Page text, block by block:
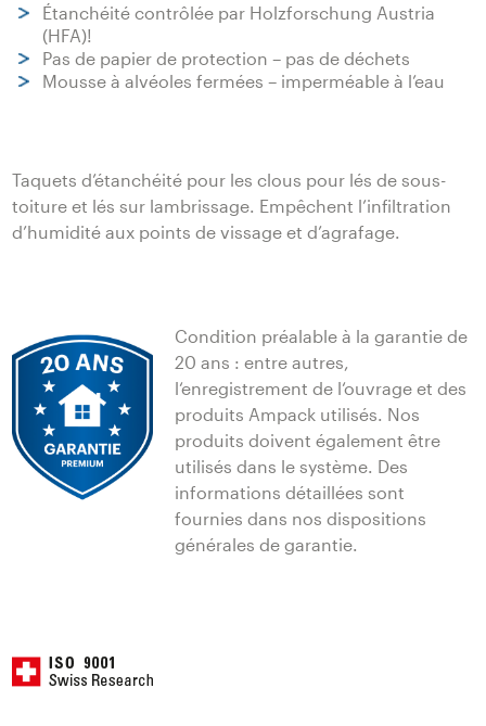
Étanchéité contrôlée par Holzforschung Austria
(HFA)!
Pas de papier de protection – pas de déchets
Mousse à alvéoles fermées – imperméable à l’eau
Taquets d’étanchéité pour les clous pour lés de sous-
toiture et lés sur lambrissage. Empêchent l’infiltration
d’humidité aux points de vissage et d’agrafage.
Condition préalable à la garantie de
20 ans : entre autres,
l‘enregistrement de l‘ouvrage et des
produits Ampack utilisés. Nos
produits doivent également être
utilisés dans le système. Des
informations détaillées sont
fournies dans nos dispositions
générales de garantie.